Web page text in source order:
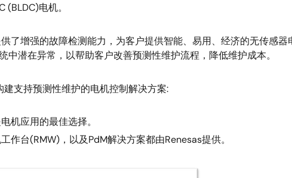
电机。
了增强的故障检测能力，为客户提供智能、易用、经济的无传感
潜在异常，以帮助客户改善预测性维护流程，降低维护成本。
支持预测性维护的电机控制解决方案:
机应用的最佳选择。
台(RMW)，以及PdM解决方案都由Renesas提供。